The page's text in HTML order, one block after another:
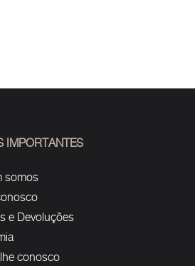
IMPORTANTES
somos
e Devoluções
conosco